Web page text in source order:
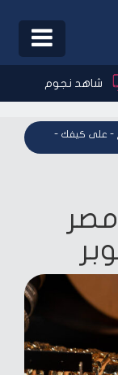
Toggle
شاهد نجوم
- على كيفك نجوم